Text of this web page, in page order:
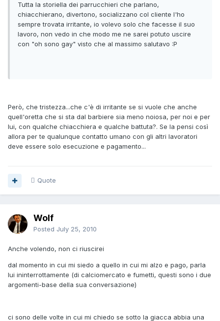
Tutta la storiella dei parrucchieri che parlano,
chiacchierano, divertono, socializzano col cliente l'ho
sempre trovata irritante, io volevo solo che facesse il suo
lavoro, non vedo in che modo me ne sarei potuto uscire
con "oh sono gay" visto che al massimo salutavo :P
Però, che tristezza...che c'è di irritante se si vuole che anche
quell'oretta che si sta dal barbiere sia meno noiosa, per noi e per
lui, con qualche chiacchiera e qualche battuta?. Se la pensi così
allora per te qualunque contatto umano con gli altri lavoratori
deve essere solo esecuzione e pagamento...
Quote
Wolf
Posted July 25, 2010
Anche volendo, non ci riuscirei
dal momento in cui mi siedo a quello in cui mi alzo e pago, parla
lui ininterrottamente (di calciomercato e fumetti, questi sono i due
argomenti-base della sua conversazione)
ci sono delle volte in cui mi chiedo se sotto la giacca abbia una